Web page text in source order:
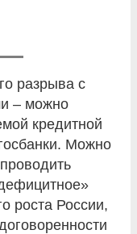
разрыва с
– можно
кредитной
Можно
роста России,